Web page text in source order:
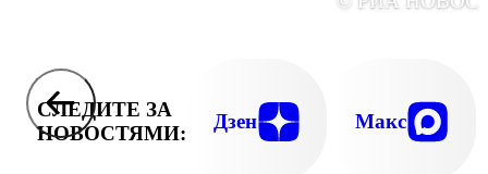
СЛЕДИТЕ ЗА
НОВОСТЯМИ:
Дзен Макс